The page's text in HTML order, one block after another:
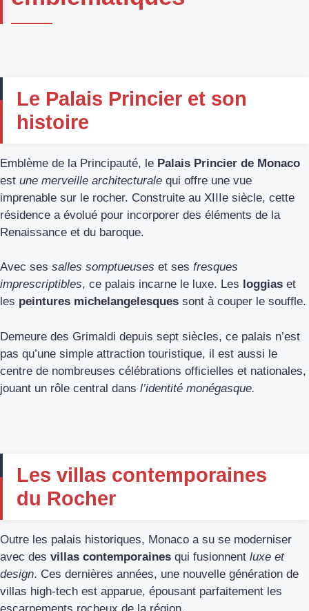
Le Palais Princier et son
histoire
Emblème de la Principauté, le Palais Princier de Monaco
est une merveille architecturale qui offre une vue
imprenable sur le rocher. Construite au XIIIe siècle, cette
résidence a évolué pour incorporer des éléments de la
Renaissance et du baroque.
Avec ses salles somptueuses et ses fresques
imprescriptibles, ce palais incarne le luxe. Les loggias et
les peintures michelangelesques sont à couper le souffle.
Demeure des Grimaldi depuis sept siècles, ce palais n’est
pas qu’une simple attraction touristique, il est aussi le
centre de nombreuses célébrations officielles et nationales,
jouant un rôle central dans l’identité monégasque.
Les villas contemporaines
du Rocher
Outre les palais historiques, Monaco a su se moderniser
avec des villas contemporaines qui fusionnent luxe et
design. Ces dernières années, une nouvelle génération de
villas high-tech est apparue, épousant parfaitement les